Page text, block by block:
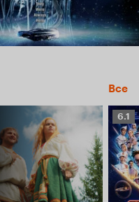
Все
6.1
6.1